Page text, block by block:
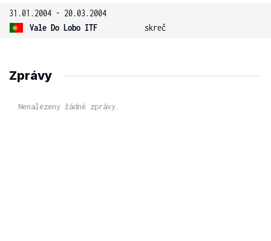
31.01.2004 - 20.03.2004
Vale Do Lobo ITF
skreč
Zprávy
Nenalezeny žádné zprávy.